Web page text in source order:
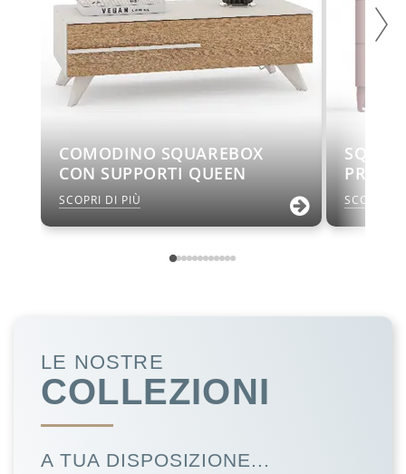
COMODINO SQUAREBOX
CON SUPPORTI QUEEN
SCOPRI DI PIÙ
PRINCE
SCOPRI
LE NOSTRE
COLLEZIONI
A TUA DISPOSIZIONE...